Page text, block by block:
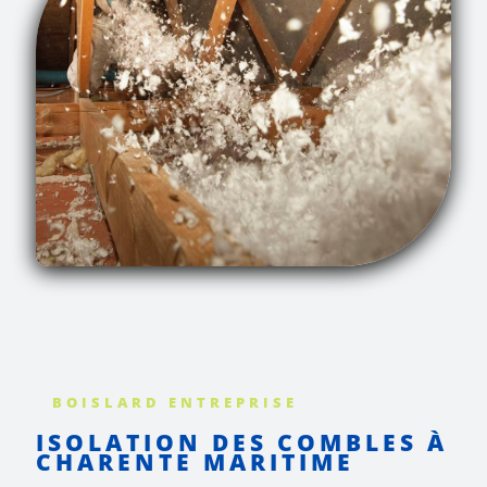
BOISLARD ENTREPRISE
ISOLATION DES COMBLES À
CHARENTE MARITIME